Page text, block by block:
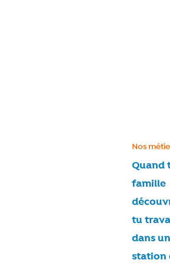
Quand
famille
tu
dans
station
Nos